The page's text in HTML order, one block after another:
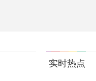
实时热点